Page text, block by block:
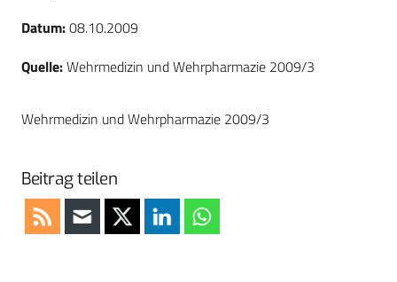
Datum:08.10.2009
Quelle:Wehrmedizin und Wehrpharmazie 2009/3
Wehrmedizin und Wehrpharmazie 2009/3
Beitrag teilen